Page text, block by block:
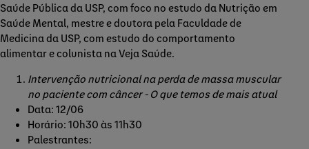
Saúde Pública da USP, com foco no estudo da Nutrição em
Saúde Mental, mestre e doutora pela Faculdade de
Medicina da USP, com estudo do comportamento
alimentar e colunista na Veja Saúde.
Intervenção nutricional na perda de massa muscular
no paciente com câncer - O que temos de mais atual
Data: 12/06
Horário: 10h30 às 11h30
Palestrantes: